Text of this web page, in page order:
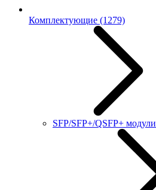
Комплектующие (1279)
SFP/SFP+/QSFP+ модули